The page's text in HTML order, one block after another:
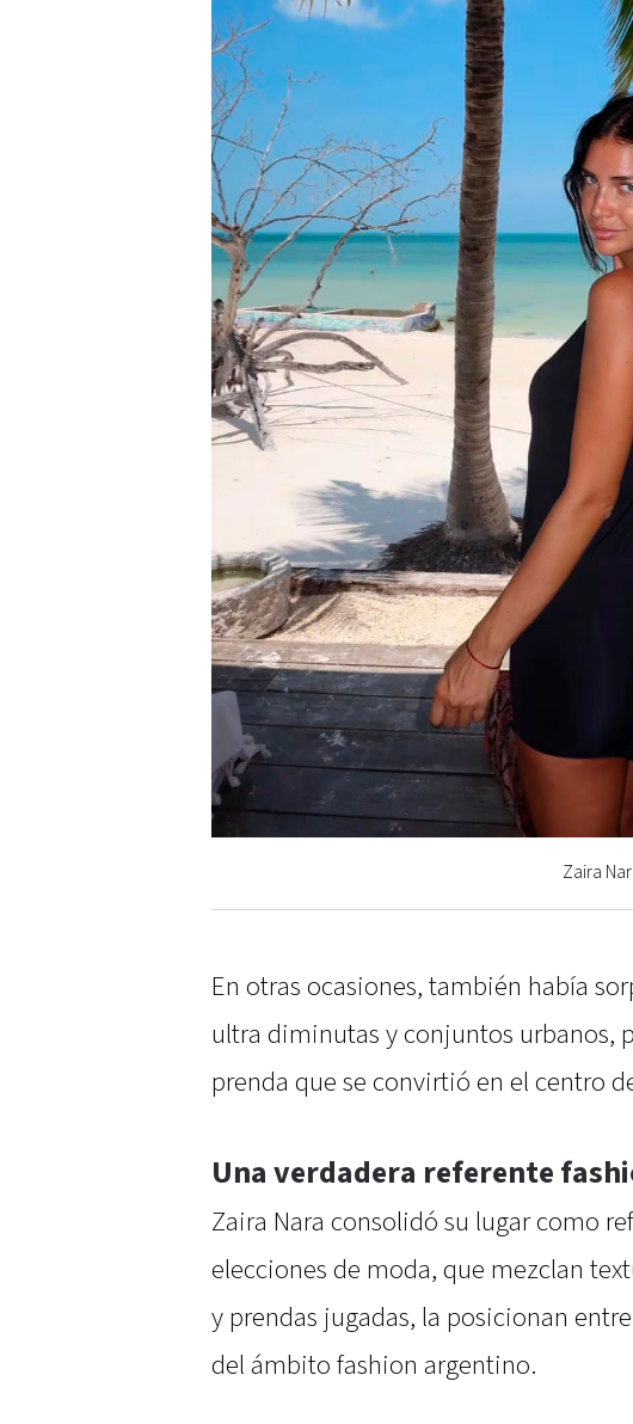
Zaira
En otras ocasiones, también había
ultra diminutas y conjuntos urbanos,
prenda que se convirtió en el centro
Una verdadera referente
Zaira Nara consolidó su lugar como
elecciones de moda, que mezclan
y prendas jugadas, la posicionan
del ámbito fashion argentino.